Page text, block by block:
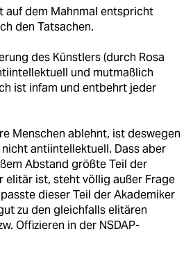
auf dem Mahnmal entspricht
den Tatsachen.
des Künstlers (durch Rosa
und mutmaßlich
ist infam und entbehrt jeder
Menschen ablehnt, ist deswegen
antiintellektuell. Dass aber
Abstand größte Teil der
elitär ist, steht völlig außer Frage
dieser Teil der Akademiker
zu den gleichfalls elitären
Offizieren in der NSDAP-